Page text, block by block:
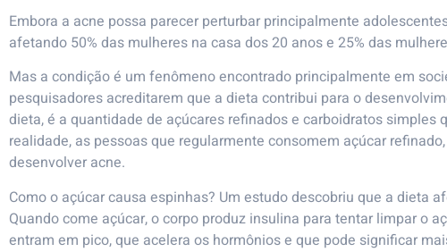
Embora a acne possa parecer perturbar principalmente
afetando 50% das mulheres na casa dos 20 anos e 25% das
Mas a condição é um fenômeno encontrado principalmente em
pesquisadores acreditarem que a dieta contribui para o
dieta, é a quantidade de açúcares refinados e carboidratos simples
realidade, as pessoas que regularmente consomem açúcar
desenvolver acne.
Como o açúcar causa espinhas? Um estudo descobriu que a dieta
Quando come açúcar, o corpo produz insulina para tentar limpar o
entram em pico, que acelera os hormônios e que pode significar